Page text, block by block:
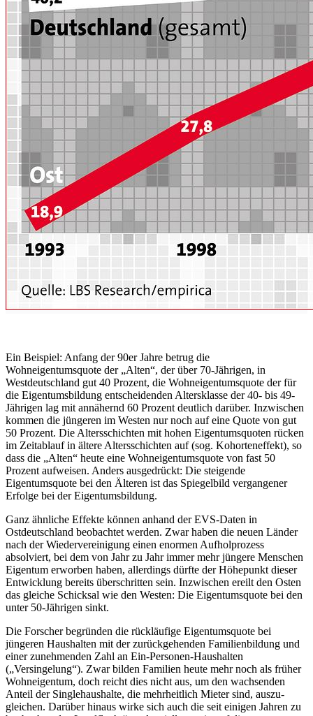
Ein Beispiel: Anfang der 90er Jahre betrug die
Wohneigentumsquote der „Alten“, der über 70-Jährigen, in
Westdeutschland gut 40 Prozent, die Wohneigentumsquote der für
die Eigentumsbildung entscheidenden Alters­klasse der 40- bis 49-
Jährigen lag mit annähernd 60 Prozent deutlich darü­ber. Inzwischen
kommen die jüngeren im Westen nur noch auf eine Quote von gut
50 Prozent. Die Altersschichten mit hohen Eigentumsquoten rücken
im Zeitablauf in ältere Altersschichten auf (sog. Kohorteneffekt), so
dass die „Alten“ heute eine Wohneigentumsquote von fast 50
Prozent aufweisen. An­ders ausgedrückt: Die steigende
Eigentumsquote bei den Älteren ist das Spiegelbild vergangener
Erfolge bei der Eigentumsbildung.
Ganz ähnliche Effekte können anhand der EVS-Daten in
Ostdeutschland beobachtet werden. Zwar haben die neuen Länder
nach der Wiedervereini­gung einen enormen Aufholprozess
absolviert, bei dem von Jahr zu Jahr im­mer mehr jüngere Menschen
Eigentum erworben haben, allerdings dürfte der Höhepunkt dieser
Entwicklung bereits überschritten sein. Inzwischen ereilt den Osten
das gleiche Schicksal wie den Westen: Die Eigentumsquote bei den
unter 50-Jährigen sinkt.
Die Forscher begründen die rückläufige Eigentumsquote bei
jüngeren Haus­halten mit der zurückgehenden Familienbildung und
einer zunehmenden Zahl an Ein-Personen-Haushalten
(„Versingelung“). Zwar bilden Familien heute mehr noch als früher
Wohneigentum, doch reicht dies nicht aus, um den wachsenden
Anteil der Singlehaushalte, die mehrheitlich Mieter sind, auszu­
gleichen. Darüber hinaus wirke sich auch die seit einigen Jahren zu